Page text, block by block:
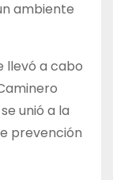
ambiente
llevó a cabo
unió a la
prevención